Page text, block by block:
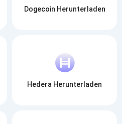
Dogecoin Herunterladen
Hedera Herunterladen